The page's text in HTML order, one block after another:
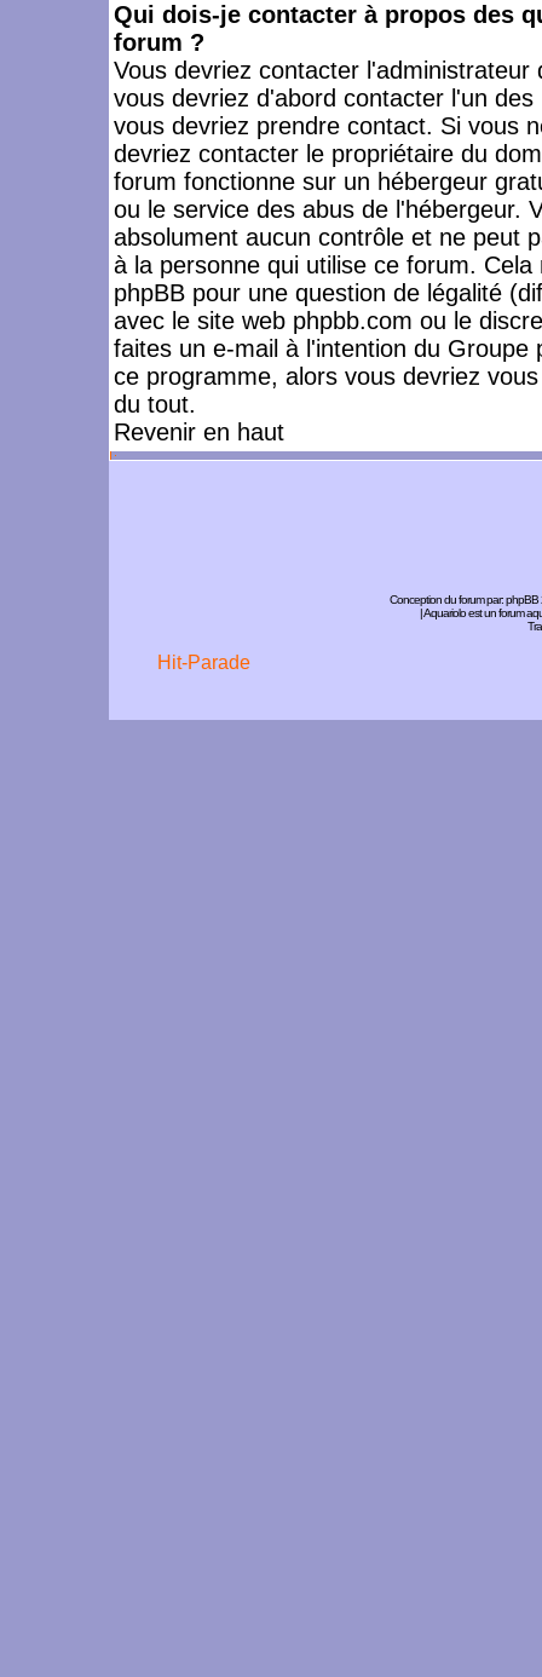
Qui dois-je contacter à propos des
forum ?
Vous devriez contacter
vous devriez d'abord contacter l'un
vous devriez prendre contact. Si vous
devriez contacter le propriétaire du
forum fonctionne sur un hébergeur
ou le service des abus de l'hébergeur.
absolument aucun contrôle et ne peut
à la personne qui utilise ce forum.
phpBB pour une question de légalité
avec le site web phpbb.com ou le
faites un e-mail à l'intention du
ce programme, alors vous devriez
du tout.
Revenir en haut
Conception du forum par:phpBB
| Aquariolo est un forum